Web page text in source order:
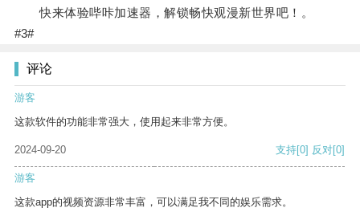
快来体验哔咔加速器，解锁畅快观漫新世界吧！。
#3#
评论
游客
这款软件的功能非常强大，使用起来非常方便。
2024-09-20 支持[0] 反对[0]
游客
这款app的视频资源非常丰富，可以满足我不同的娱乐需求。